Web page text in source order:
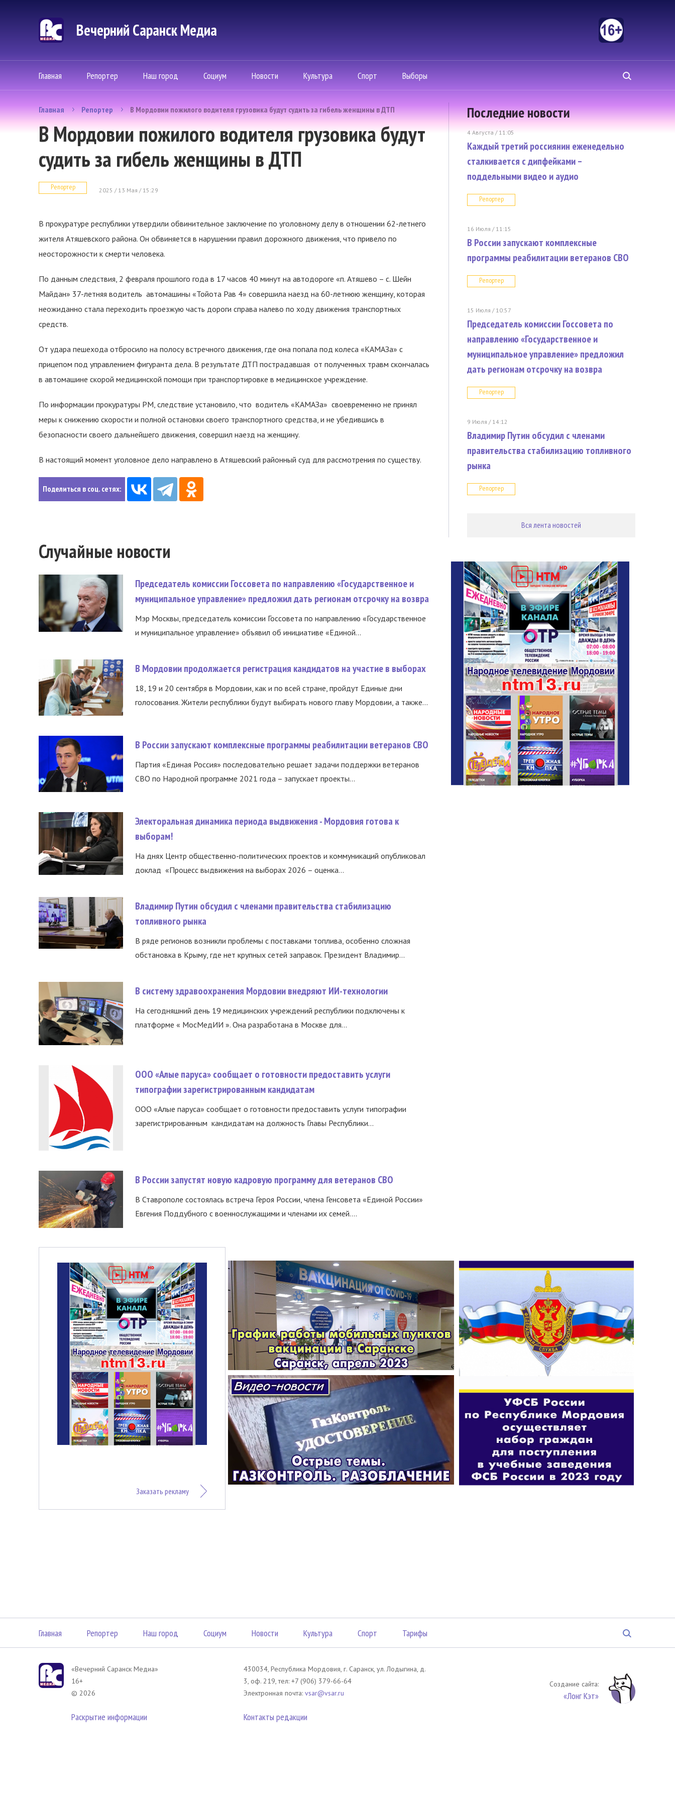
Вечерний Саранск Mедиа
Главная Репортер Наш город Социум Новости Культура Спорт Выборы
Главная Репортер В Мордовии пожилого водителя грузовика будут судить за гибель женщины в ДТП
В Мордовии пожилого водителя грузовика будут
судить за гибель женщины в ДТП
Репортер 2025 / 13 Мая / 15:29
В прокуратуре республики утвердили обвинительное заключение по уголовному делу в отношении 62-летнего
жителя Атяшевского района. Он обвиняется в нарушении правил дорожного движения, что привело по
неосторожности к смерти человека.
По данным следствия, 2 февраля прошлого года в 17 часов 40 минут на автодороге «п. Атяшево – с. Шейн
Майдан» 37-летняя водитель автомашины «Тойота Рав 4» совершила наезд на 60-летнюю женщину, которая
неожиданно стала переходить проезжую часть дороги справа налево по ходу движения транспортных
средств.
От удара пешехода отбросило на полосу встречного движения, где она попала под колеса «КАМАЗа» с
прицепом под управлением фигуранта дела. В результате ДТП пострадавшая от полученных травм скончалась
в автомашине скорой медицинской помощи при транспортировке в медицинское учреждение.
По информации прокуратуры РМ, следствие установило, что водитель «КАМАЗа» своевременно не принял
меры к снижению скорости и полной остановки своего транспортного средства, и не убедившись в
безопасности своего дальнейшего движения, совершил наезд на женщину.
В настоящий момент уголовное дело направлено в Атяшевский районный суд для рассмотрения по существу.
Поделиться в соц. сетях:
Случайные новости
Председатель комиссии Госсовета по направлению «Государственное и
муниципальное управление» предложил дать регионам отсрочку на возвра
Мэр Москвы, председатель комиссии Госсовета по направлению «Государственное
и муниципальное управление» объявил об инициативе «Единой...
В Мордовии продолжается регистрация кандидатов на участие в выборах
18, 19 и 20 сентября в Мордовии, как и по всей стране, пройдут Единые дни
голосования. Жители республики будут выбирать нового главу Мордовии, а также...
В России запускают комплексные программы реабилитации ветеранов СВО
Партия «Единая Россия» последовательно решает задачи поддержки ветеранов
СВО по Народной программе 2021 года – запускает проекты...
Электоральная динамика периода выдвижения - Мордовия готова к
выборам!
На днях Центр общественно-политических проектов и коммуникаций опубликовал
доклад «Процесс выдвижения на выборах 2026 – оценка...
Владимир Путин обсудил с членами правительства стабилизацию
топливного рынка
В ряде регионов возникли проблемы с поставками топлива, особенно сложная
обстановка в Крыму, где нет крупных сетей заправок. Президент Владимир...
В систему здравоохранения Мордовии внедряют ИИ-технологии
На сегодняшний день 19 медицинских учреждений республики подключены к
платформе « МосМедИИ ». Она разработана в Москве для...
ООО «Алые паруса» сообщает о готовности предоставить услуги
типографии зарегистрированным кандидатам
ООО «Алые паруса» сообщает о готовности предоставить услуги типографии
зарегистрированным кандидатам на должность Главы Республики...
В России запустят новую кадровую программу для ветеранов СВО
В Ставрополе состоялась встреча Героя России, члена Генсовета «Единой России»
Евгения Поддубного с военнослужащими и членами их семей....
Последние новости
4 Августа / 11:05
Каждый третий россиянин еженедельно
сталкивается с дипфейками –
поддельными видео и аудио
Репортер
16 Июля / 11:15
В России запускают комплексные
программы реабилитации ветеранов СВО
Репортер
15 Июля / 10:57
Председатель комиссии Госсовета по
направлению «Государственное и
муниципальное управление» предложил
дать регионам отсрочку на возвра
Репортер
9 Июля / 14:12
Владимир Путин обсудил с членами
правительства стабилизацию топливного
рынка
Репортер
Вся лента новостей
Заказать рекламу
Главная Репортер Наш город Социум Новости Культура Спорт Тарифы
«Вечерний Саранск Mедиа»
16+
© 2026
Раскрытие информации
430034, Республика Мордовия, г. Саранск, ул. Лодыгина, д.
3, оф. 219, тел: +7 (906) 379-66-64
Электронная почта: vsar@vsar.ru
Контакты редакции
Создание сайта:
«Лонг Кэт»